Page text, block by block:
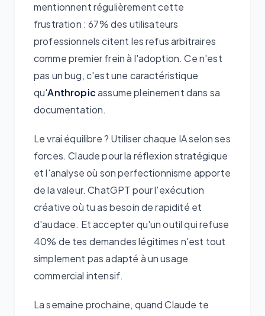
mentionnent régulièrement cette
frustration : 67% des utilisateurs
professionnels citent les refus arbitraires
comme premier frein à l'adoption. Ce n'est
pas un bug, c'est une caractéristique
qu'Anthropicassume pleinement dans sa
documentation.
Le vrai équilibre ? Utiliser chaque IA selon ses
forces. Claude pour la réflexion stratégique
et l'analyse où son perfectionnisme apporte
de la valeur. ChatGPT pour l'exécution
créative où tu as besoin de rapidité et
d'audace. Et accepter qu'un outil qui refuse
40% de tes demandes légitimes n'est tout
simplement pas adapté à un usage
commercial intensif.
La semaine prochaine, quand Claude te